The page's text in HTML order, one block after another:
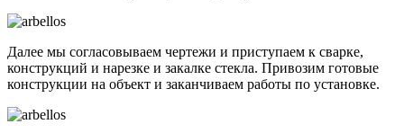
Далее мы согласовываем чертежи и приступаем к сварке,
конструкций и нарезке и закалке стекла. Привозим готовые
конструкции на объект и заканчиваем работы по установке.